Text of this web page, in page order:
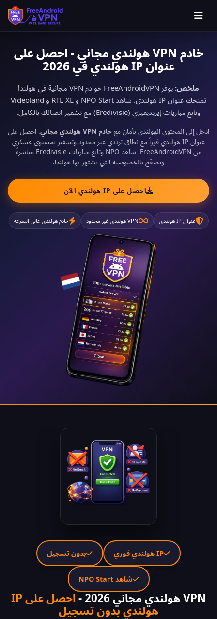
خادم VPN هولندي مجاني - احصل على
عنوان IP هولندي في 2026
ملخص:
يوفر FreeAndroidVPN خوادم VPN مجانية في هولندا
تمنحك عنوان IP هولندي. شاهد NPO Start و RTL XL و Videoland
وتابع مباريات إيريديفيزي (Eredivisie) مع تشفير اتصالك بالكامل.
ادخل إلى المحتوى الهولندي بأمان مع خادم VPN هولندي مجاني
. احصل على
عنوان IP هولندي فوراً مع نطاق ترددي غير محدود وتشفير بمستوى عسكري
من FreeAndroidVPN. شاهد NPO وتابع مباريات Eredivisie مباشرةً
وتصفّح بالخصوصية التي تشتهر بها هولندا.
احصل على IP هولندي الآن
عنوان IP هولندي VPN هولندي غير محدود خادم هولندي عالي السرعة
VPN هولندي مجاني 2026 -
احصل على IP
هولندي بدون تسجيل
IP هولندي فوري بدون تسجيل
شاهد NPO Start